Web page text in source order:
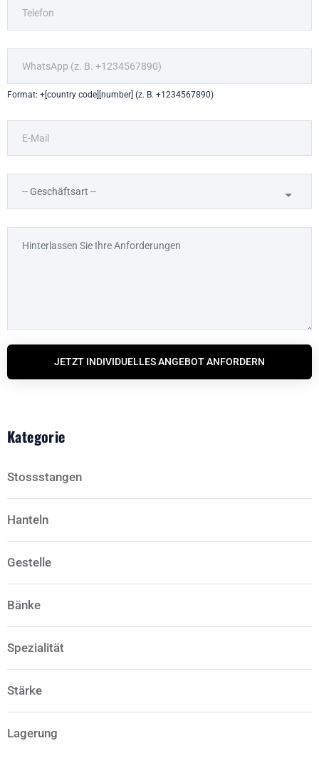
Format: +[country code][number] (z. B. +1234567890)
JETZT INDIVIDUELLES ANGEBOT ANFORDERN
Kategorie
Stossstangen
Hanteln
Gestelle
Bänke
Spezialität
Stärke
Lagerung